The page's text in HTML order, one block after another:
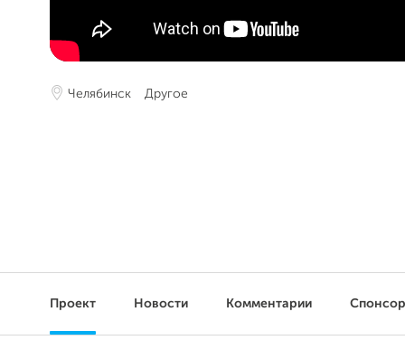
Челябинск Другое
Проект Новости Комментарии